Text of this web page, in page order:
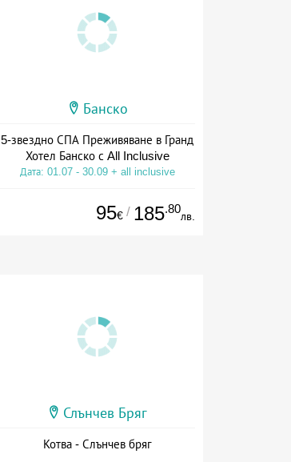
Банско
5-звездно СПА Преживяване в Гранд
Хотел Банско с All Inclusive
Дата: 01.07 - 30.09 + all inclusive
95€ / 185.80
лв.
Слънчев Бряг
Котва - Слънчев бряг